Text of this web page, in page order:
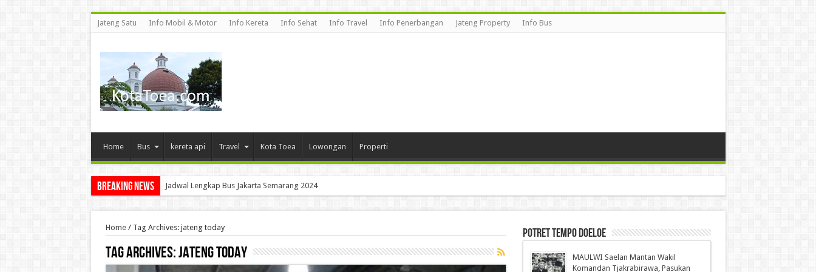
Jateng Satu Info Mobil & Motor Info Kereta Info Sehat Info Travel Info Penerbangan Jateng Property Info Bus
Home Bus kereta api Travel Kota Toea Lowongan Properti
Breaking News Jadwal Lengkap Bus Jakarta Semarang 2024
Home/ Tag Archives: jateng today
Tag Archives:jateng today
Potret Tempo Doeloe
MAULWI Saelan Mantan Wakil
Komandan Tjakrabirawa, Pasukan